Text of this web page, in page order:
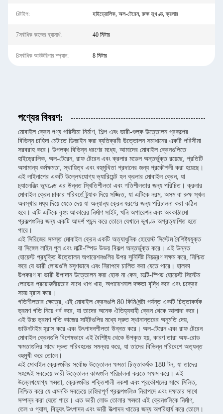
6টাইপ: হাইড্রোলিক, অল-টেরেন, রুক্ষ ভূখণ্ড, ক্রলার
7সর্বাধিক কাজের ব্যাসার্ধ: 40 মিটার
8সর্বাধিক আউটরিগার স্প্যান: 8 মিটার
পণ্যের বিবরণ:
মোবাইল ক্রেন পণ্য পরিসীমা নির্মাণ, শিল্প এবং ভারী-শুল্ক উত্তোলন প্রকল্পের
বিভিন্ন চাহিদা মেটাতে ডিজাইন করা ব্যতিক্রমী উত্তোলন সমাধানের একটি পরিসীমা
সরবরাহ করে। উপলব্ধ বিভিন্ন ধরণের মধ্যে, আমাদের মোবাইল ক্রেনগুলিতে
হাইড্রোলিক, অল-টেরেন, রাফ টেরেন এবং ক্রলার মডেল অন্তর্ভুক্ত রয়েছে, প্রতিটি
অসামান্য কর্মক্ষমতা, স্থায়িত্ব এবং বহুমুখিতা প্রদানের জন্য প্রকৌশলী করা হয়েছে।
এই লাইনাপের একটি উল্লেখযোগ্য ভ্যারিয়েন্ট হল ক্রলার মোবাইল ক্রেন, যা
চ্যালেঞ্জিং ভূখণ্ডে এর উন্নত স্থিতিশীলতা এবং গতিশীলতার জন্য পরিচিত। ক্রলার
মোবাইল ক্রেন চাকার পরিবর্তে ট্র্যাক দিয়ে সজ্জিত, যা এটিকে নরম, অসম বা রুক্ষ স্থল
অবস্থার মধ্য দিয়ে যেতে দেয় যা অন্যান্য ক্রেন ধরণের জন্য পরিচালনা করা কঠিন
হবে। এটি এটিকে বৃহৎ আকারের নির্মাণ সাইট, খনি অপারেশন এবং অবকাঠামো
প্রকল্পগুলির জন্য একটি আদর্শ পছন্দ করে তোলে যেখানে ভূখণ্ড অপ্রত্যাশিত হতে
পারে।
এই সিরিজের সমস্ত মোবাইল ক্রেন একটি অত্যাধুনিক হোয়েস্ট সিস্টেম বৈশিষ্ট্যযুক্ত
যা সিঙ্গেল লাইন পুল এবং মাল্টি-স্পিড উভয় বিকল্প অন্তর্ভুক্ত করে। এই উন্নত
হোয়েস্ট প্রযুক্তি উত্তোলন অপারেশনগুলির উপর সুনির্দিষ্ট নিয়ন্ত্রণ সক্ষম করে, নিশ্চিত
করে যে ভারী লোডগুলি মসৃণভাবে এবং নিরাপদে চালিত করা যেতে পারে। হালকা
উপকরণ বা ভারী উপাদান উত্তোলন করা হোক না কেন, মাল্টি-স্পিড হোয়েস্ট সিস্টেম
লোডের প্রয়োজনীয়তার সাথে খাপ খায়, অপারেশনাল দক্ষতা বৃদ্ধি করে এবং চক্রের
সময় হ্রাস করে।
গতিশীলতার ক্ষেত্রে, এই মোবাইল ক্রেনগুলি 80 কিমি/ঘন্টা পর্যন্ত একটি চিত্তাকর্ষক
ভ্রমণ গতি নিয়ে গর্ব করে, যা তাদের অনেক ঐতিহ্যবাহী ক্রেন থেকে আলাদা করে।
এই উচ্চ ভ্রমণ গতি কাজের সাইটগুলির মধ্যে দ্রুত স্থানান্তরের অনুমতি দেয়,
ডাউনটাইম হ্রাস করে এবং উৎপাদনশীলতা উন্নত করে। অল-টেরেন এবং রাফ টেরেন
মোবাইল ক্রেনগুলি বিশেষভাবে এই বৈশিষ্ট্য থেকে উপকৃত হয়, কারণ তারা অফ-রোড
ক্ষমতাগুলির সাথে দ্রুত পরিবহনের সমন্বয় করে, যা তাদের বিভিন্ন পরিবেশে অত্যন্ত
বহুমুখী করে তোলে।
এই মোবাইল ক্রেনগুলির সর্বোচ্চ উত্তোলন ক্ষমতা চিত্তাকর্ষক 180 টন, যা তাদের
সহজেই সবচেয়ে ভারী উত্তোলন কাজগুলি পরিচালনা করতে সক্ষম করে। এই
উল্লেখযোগ্য ক্ষমতা, ক্রেনগুলির শক্তিশালী নকশা এবং প্রকৌশলের সাথে মিলিত,
নিশ্চিত করে যে এমনকি সবচেয়ে চাহিদাপূর্ণ প্রকল্পগুলিও নিরাপদে এবং দক্ষতার সাথে
সম্পন্ন করা যেতে পারে। এত ভারী লোড তোলার ক্ষমতা এই ক্রেনগুলিকে নির্মাণ,
তেল ও গ্যাস, বিদ্যুৎ উৎপাদন এবং ভারী উত্পাদন খাতের জন্য অপরিহার্য করে তোলে।